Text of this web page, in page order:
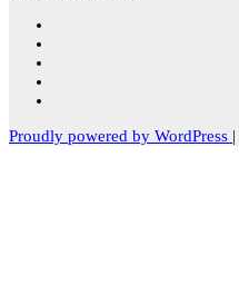
Proudly powered by WordPress |